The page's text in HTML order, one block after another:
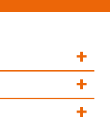
+
+
+